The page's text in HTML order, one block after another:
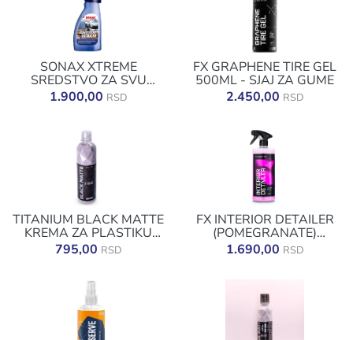
SONAX XTREME
SREDSTVO ZA SVU
PLASTIKU 500ML
1.900,00 RSD
FX GRAPHENE TIRE GEL
500ML - SJAJ ZA GUME
2.450,00 RSD
TITANIUM BLACK MATTE
KREMA ZA PLASTIKU
500ML
795,00 RSD
FX INTERIOR DETAILER
(POMEGRANATE)
1000ML
1.690,00 RSD